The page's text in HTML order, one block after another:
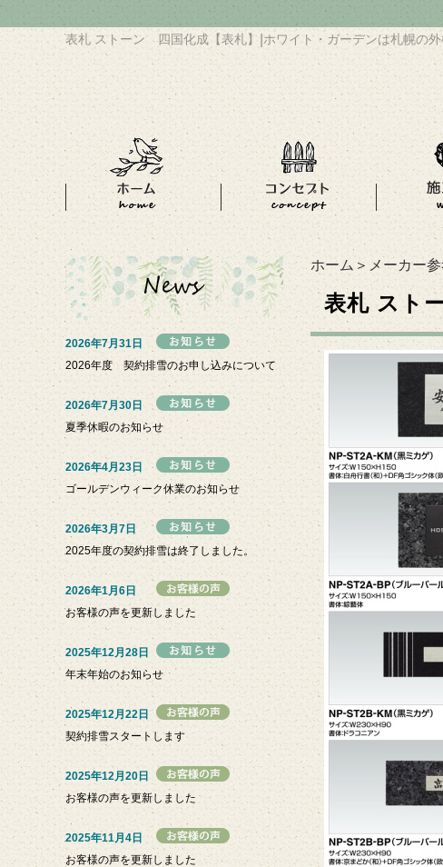
表札 ストーン 四国化成【表札】 |ホワイト・ガーデンは札幌の
ホーム＞ メーカー
表札 スト
2026年7月31日
2026年度 契約排雪のお申し込みについて
2026年7月30日
夏季休暇のお知らせ
2026年4月23日
ゴールデンウィーク休業のお知らせ
2026年3月7日
2025年度の契約排雪は終了しました。
2026年1月6日
お客様の声を更新しました
2025年12月28日
年末年始のお知らせ
2025年12月22日
契約排雪スタートします
2025年12月20日
お客様の声を更新しました
2025年11月4日
お客様の声を更新しました